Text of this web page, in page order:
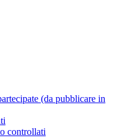
(da pubblicare in
controllati